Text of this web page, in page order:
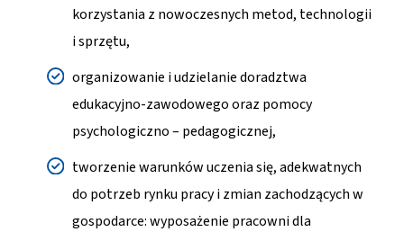
korzystania z nowoczesnych metod, technologii
i sprzętu,
organizowanie i udzielanie doradztwa
edukacyjno-zawodowego oraz pomocy
psychologiczno – pedagogicznej,
tworzenie warunków uczenia się, adekwatnych
do potrzeb rynku pracy i zmian zachodzących w
gospodarce: wyposażenie pracowni dla